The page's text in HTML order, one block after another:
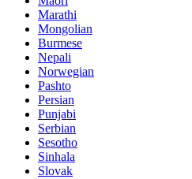
Marathi
Mongolian
Burmese
Nepali
Norwegian
Pashto
Persian
Punjabi
Serbian
Sesotho
Sinhala
Slovak